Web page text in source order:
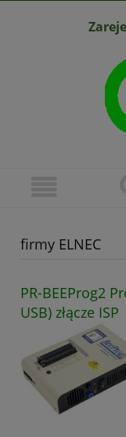
firmy ELNEC
PR-BEEProg2
USB) złącze ISP